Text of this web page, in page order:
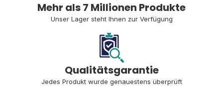
Mehr als 7 Millionen Produkte
Unser Lager steht Ihnen zur Verfügung
Qualitätsgarantie
Jedes Produkt wurde genauestens überprüft